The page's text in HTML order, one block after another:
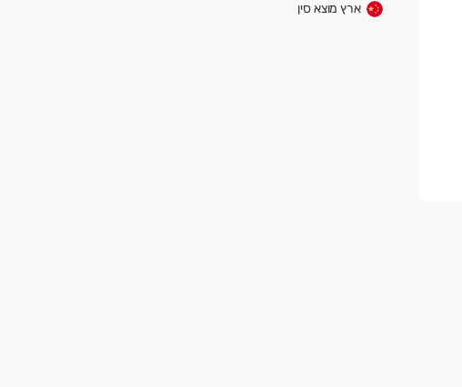
ארץ מוצא סין